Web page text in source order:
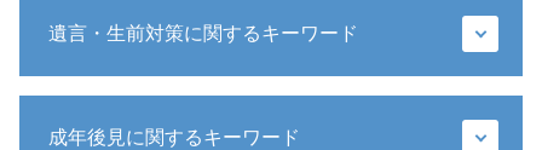
相続 遺産分割協議書
遺産分割協議 やり直し
相続 権利
遺言・生前対策に関するキーワード
遺言 種類
成年後見に関するキーワード